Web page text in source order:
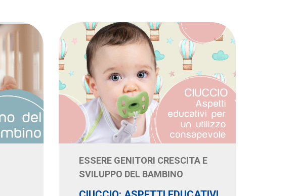
ESSERE GENITORI CRESCITA E
SVILUPPO DEL BAMBINO